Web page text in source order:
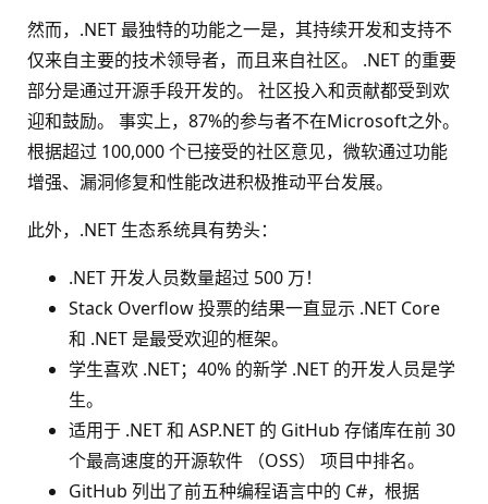
然而，.NET 最独特的功能之一是，其持续开发和支持不
仅来自主要的技术领导者，而且来自社区。 .NET 的重要
部分是通过开源手段开发的。 社区投入和贡献都受到欢
迎和鼓励。 事实上，87%的参与者不在Microsoft之外。
根据超过 100,000 个已接受的社区意见，微软通过功能
增强、漏洞修复和性能改进积极推动平台发展。
此外，.NET 生态系统具有势头：
.NET 开发人员数量超过 500 万！
Stack Overflow 投票的结果一直显示 .NET Core
和 .NET 是最受欢迎的框架。
学生喜欢 .NET；40% 的新学 .NET 的开发人员是学
生。
适用于 .NET 和 ASP.NET 的 GitHub 存储库在前 30
个最高速度的开源软件 （OSS） 项目中排名。
GitHub 列出了前五种编程语言中的 C#，根据